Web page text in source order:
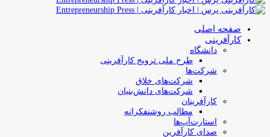
صفحه اصلی
کارآفرینی
دانشگاه
طرح ملی ترویج کارآفرینی
شرکت‌ها
شرکت‌های خلاق
شرکت‌های دانش‌بنیان
کارآفرینان
مطالب روشنفکرانه
استارت‌آپ‌ها
صدای کارآفرین